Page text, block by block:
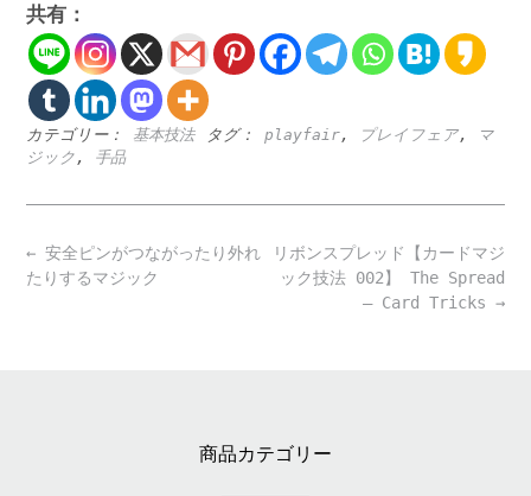
共有：
カテゴリー： 基本技法 タグ： playfair, プレイフェア,
マ
ジック , 手品
Post
navigation
リボンスプレッド【カードマジ
ック技法 002】 The Spread
– Card Tricks →
← 安全ピンがつながったり外れ
たりするマジック
商品カテゴリー